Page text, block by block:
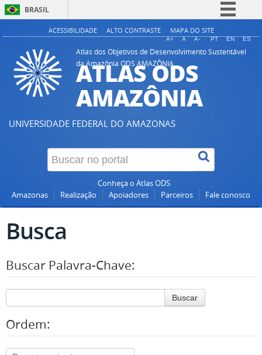
BRASIL
Simplifique!
Comunica BR
Participe
Acesso à informação
Legislação
Canais
ACESSIBILIDADE ALTO CONTRASTE MAPA DO SITE
A+ A A- PT EN ES
Atlas dos Objetivos de Desenvolvimento Sustentável
da Amazônia ODS AMAZÔNIA
ATLAS ODS
AMAZÔNIA
UNIVERSIDADE FEDERAL DO AMAZONAS
Conheça o Atlas ODS
Amazonas
Realização Apoiadores Parceiros Fale conosco
Busca
Buscar Palavra-Chave:
Buscar
Ordem: